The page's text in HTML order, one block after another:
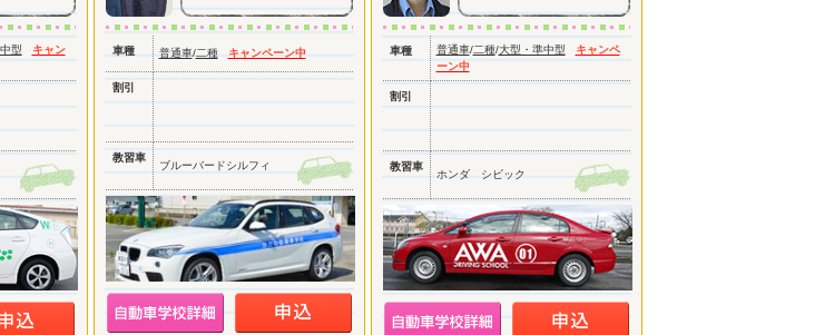
型
キャン
車種 普通車/二種 キャンペーン中
割引
教習車
ブルーバードシルフィ
車種 普通車/二種/大型・準中型
キャンペ
ーン中
割引
教習車
ホンダ シビック